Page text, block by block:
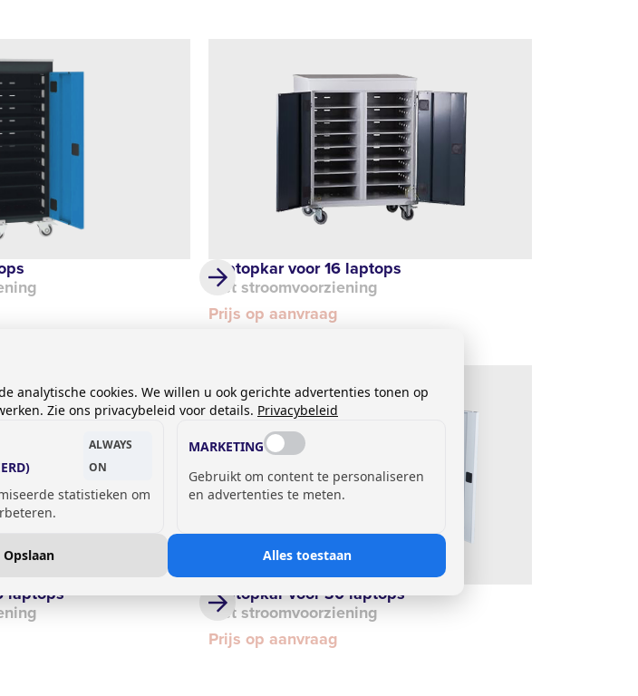
Laptopkar voor 16 laptops
met stroomvoorziening
Prijs op aanvraag
laptops
Laptopkar voor 30 laptops
met stroomvoorziening
Prijs op aanvraag
analytische cookies. We willen u ook gerichte advertenties tonen op
Zie ons privacybeleid voor details. Privacybeleid
ALWAYS
ON
statistieken om
MARKETING
Gebruikt om content te personaliseren
en advertenties te meten.
Opslaan Alles toestaan